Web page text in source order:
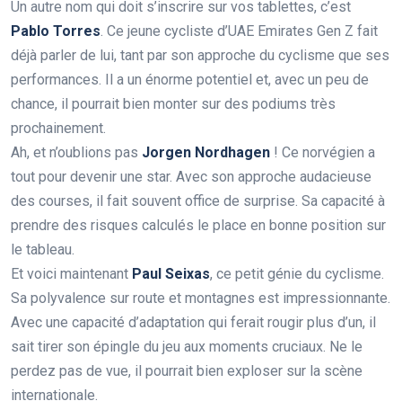
Un autre nom qui doit s’inscrire sur vos tablettes, c’est
Pablo Torres. Ce jeune cycliste d’UAE Emirates Gen Z fait
déjà parler de lui, tant par son approche du cyclisme que ses
performances. Il a un énorme potentiel et, avec un peu de
chance, il pourrait bien monter sur des podiums très
prochainement.
Ah, et n’oublions pas Jorgen Nordhagen ! Ce norvégien a
tout pour devenir une star. Avec son approche audacieuse
des courses, il fait souvent office de surprise. Sa capacité à
prendre des risques calculés le place en bonne position sur
le tableau.
Et voici maintenant Paul Seixas, ce petit génie du cyclisme.
Sa polyvalence sur route et montagnes est impressionnante.
Avec une capacité d’adaptation qui ferait rougir plus d’un, il
sait tirer son épingle du jeu aux moments cruciaux. Ne le
perdez pas de vue, il pourrait bien exploser sur la scène
internationale.